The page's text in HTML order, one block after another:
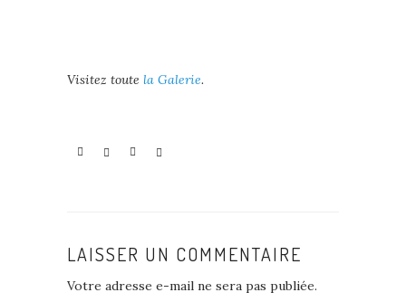
Visitez toute la Galerie.
LAISSER UN COMMENTAIRE
Votre adresse e-mail ne sera pas publiée.